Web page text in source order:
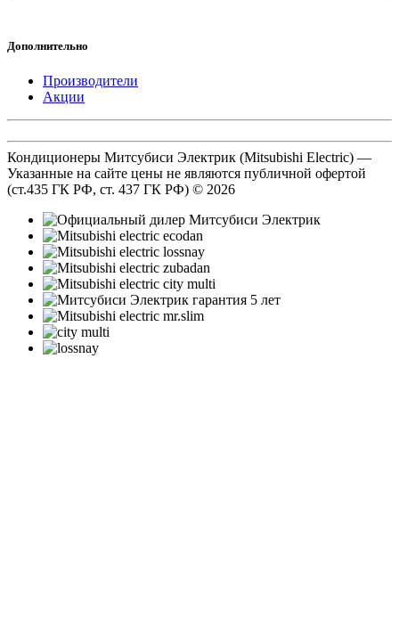
Дополнительно
Производители
Акции
Кондиционеры Митсубиси Электрик (Mitsubishi Electric) —
Указанные на сайте цены не являются публичной офертой
(ст.435 ГК РФ, cт. 437 ГК РФ) © 2026